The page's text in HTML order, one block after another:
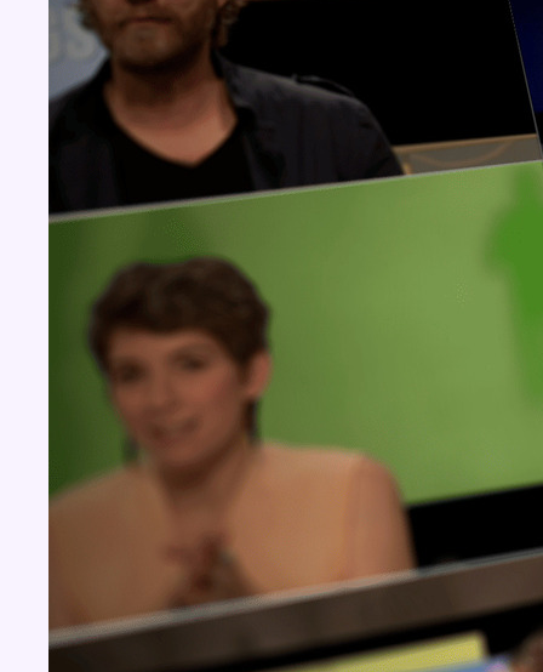
Aucun concours pour le moment